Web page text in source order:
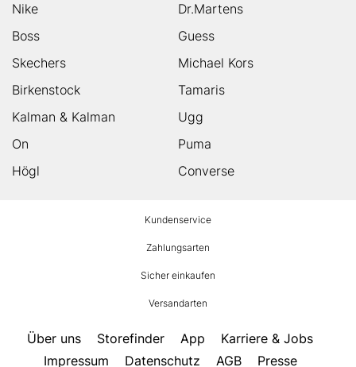
Nike
Dr.Martens
Boss
Guess
Skechers
Michael Kors
Birkenstock
Tamaris
Kalman & Kalman
Ugg
On
Puma
Högl
Converse
Kundenservice
Zahlungsarten
Sicher einkaufen
Versandarten
Über uns Storefinder App
Karriere & Jobs
Impressum
Datenschutz AGB Presse